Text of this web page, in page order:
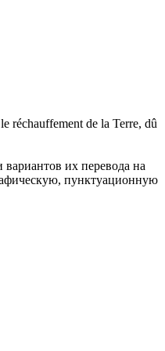
réchauffement de la Terre, dû
их перевода на
пунктуационную